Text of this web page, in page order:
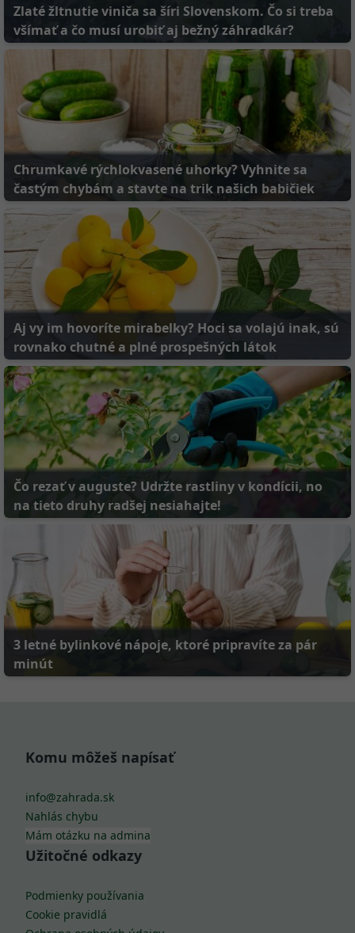
Chrumkavé rýchlokvasené uhorky? Vyhnite sa
častým chybám a stavte na trik našich babičiek
Aj vy im hovoríte mirabelky? Hoci sa volajú inak, sú
rovnako chutné a plné prospešných látok
Čo rezať v auguste? Udržte rastliny v kondícii, no
na tieto druhy radšej nesiahajte!
3 letné bylinkové nápoje, ktoré pripravíte za pár
minút
info@zahrada.sk
Mám otázku na admina
Užitočné odkazy
Podmienky používania
Ochrana osobných údajov
Zoznam používateľov